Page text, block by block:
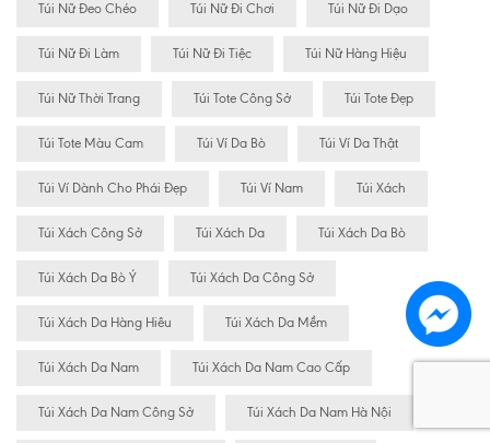
Túi Nữ Đeo Chéo Túi Nữ Đi Chơi Túi Nữ Đi Dạo
Túi Nữ Đi Làm Túi Nữ Đi Tiệc Túi Nữ Hàng Hiệu
Túi Nữ Thời Trang Túi Tote Công Sở Túi Tote Đẹp
Túi Tote Màu Cam Túi Ví Da Bò Túi Ví Da Thật
Túi Ví Dành Cho Phái Đẹp Túi Ví Nam Túi Xách
Túi Xách Công Sở Túi Xách Da Túi Xách Da Bò
Túi Xách Da Bò Ý Túi Xách Da Công Sở
Túi Xách Da Hàng Hiêu Túi Xách Da Mềm
Túi Xách Da Nam Túi Xách Da Nam Cao Cấp
Túi Xách Da Nam Công Sở Túi Xách Da Nam Hà Nội